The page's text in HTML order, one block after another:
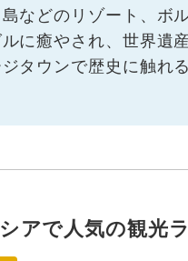
などのリゾート、ボ
に癒やされ、世界遺
タウンで歴史に触れ
アで人気の観光